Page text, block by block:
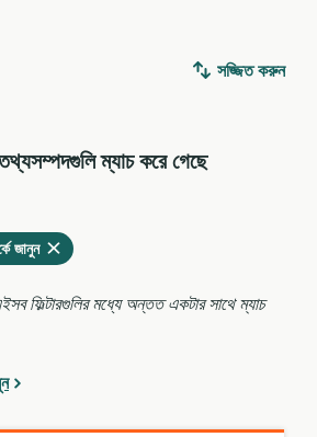
সজ্জিত করুন
ম্যাচ করে গেছে
জানুনএখনকার
ফিল্টারগুলির
থেকে
ফিল্টারগুলির মধ্যে অন্তত একটার সাথে ম্যাচ